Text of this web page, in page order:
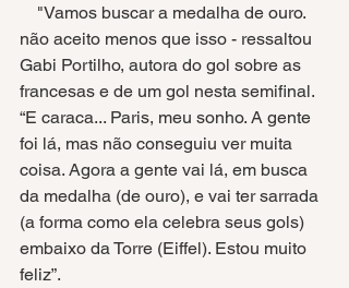
"Vamos buscar a medalha de ouro.
não aceito menos que isso - ressaltou
Gabi Portilho, autora do gol sobre as
francesas e de um gol nesta semifinal.
“E caraca... Paris, meu sonho. A gente
foi lá, mas não conseguiu ver muita
coisa. Agora a gente vai lá, em busca
da medalha (de ouro), e vai ter sarrada
(a forma como ela celebra seus gols)
embaixo da Torre (Eiffel). Estou muito
feliz”.